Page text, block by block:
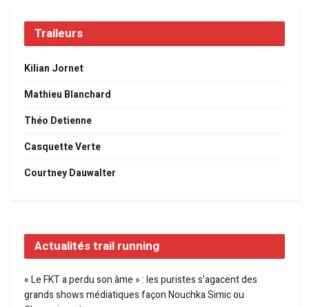
Traileurs
Kilian Jornet
Mathieu Blanchard
Théo Detienne
Casquette Verte
Courtney Dauwalter
Actualités trail running
« Le FKT a perdu son âme » : les puristes s’agacent des
grands shows médiatiques façon Nouchka Simic ou